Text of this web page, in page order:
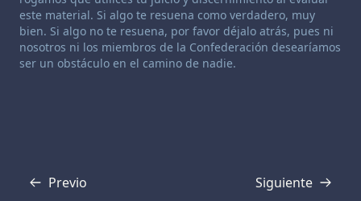
este material. Si algo te resuena como verdadero, muy
bien. Si algo no te resuena, por favor déjalo atrás, pues ni
nosotros ni los miembros de la Confederación desearíamos
ser un obstáculo en el camino de nadie.
Previo
Transcripción Siguiente
Transcripción